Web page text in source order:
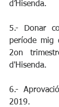
d’Hisenda.
5.- Donar
període mig
2on
d'Hisenda.
6.-
2019.